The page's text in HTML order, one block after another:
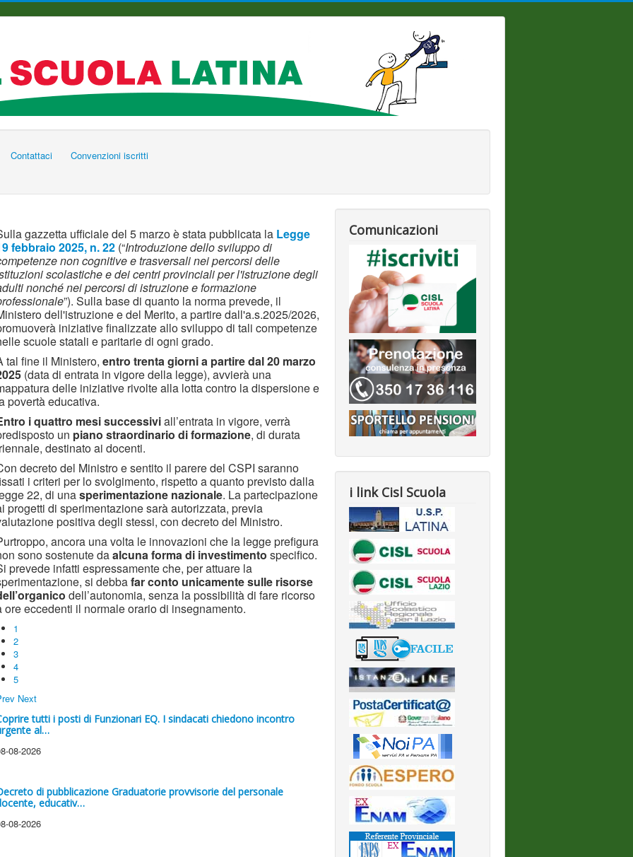
Contattaci Convenzioni iscritti
gazzetta ufficiale del 5 marzo è stata pubblicata la Legge
febbraio 2025, n. 22 (“Introduzione dello sviluppo di
non cognitive e trasversali nei percorsi delle
scolastiche e dei centri provinciali per l'istruzione degli
nonché nei percorsi di istruzione e formazione
”). Sulla base di quanto la norma prevede, il
dell'istruzione e del Merito, a partire dall'a.s.2025/2026,
iniziative finalizzate allo sviluppo di tali competenze
scuole statali e paritarie di ogni grado.
tal fine il Ministero, entro trenta giorni a partire dal 20 marzo
(data di entrata in vigore della legge), avvierà una
delle iniziative rivolte alla lotta contro la dispersione e
povertà educativa.
i quattro mesi successiviall’entrata in vigore, verrà
un piano straordinario di formazione, di durata
destinato ai docenti.
decreto del Ministro e sentito il parere del CSPI saranno
i criteri per lo svolgimento, rispetto a quanto previsto dalla
22, di unasperimentazione nazionale. La partecipazione
progetti di sperimentazione sarà autorizzata, previa
positiva degli stessi, con decreto del Ministro.
ancora una volta le innovazioni che la legge prefigura
sono sostenute daalcuna forma di investimento specifico.
prevede infatti espressamente che, per attuare la
si debbafar conto unicamente sulle risorse
dell’autonomia, senza la possibilità di fare ricorso
ore eccedenti il normale orario di insegnamento.
1
2
3
4
5
Next
tutti i posti di Funzionari EQ. I sindacati chiedono incontro
al…
08-2026
di pubblicazione Graduatorie provvisorie del personale
educativ…
08-2026
Comunicazioni
i link Cisl Scuola